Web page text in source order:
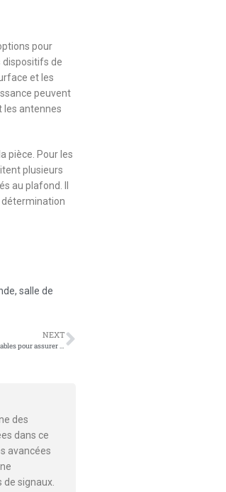
pour
dispositifs de
et les
peuvent
les antennes
pièce. Pour les
plusieurs
au plafond. Il
détermination
, salle de
NEXT
Le rôle du téléphone portable des téléphones portables pour assurer l’équité et l’ordre
des
dans ce
avancées
signaux.